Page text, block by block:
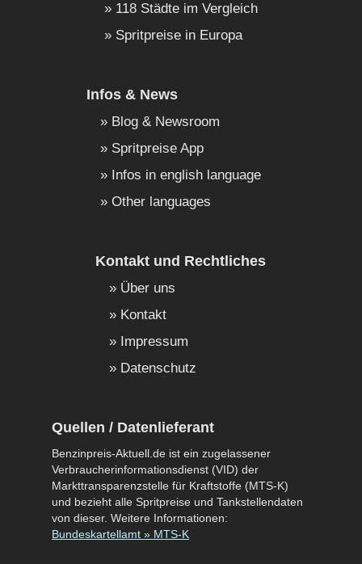
118 Städte im Vergleich
Spritpreise in Europa
Infos & News
Blog & Newsroom
Spritpreise App
Infos in english language
Other languages
Kontakt und Rechtliches
Über uns
Kontakt
Impressum
Datenschutz
Quellen / Datenlieferant
Benzinpreis-Aktuell.de ist ein zugelassener
Verbraucherinformationsdienst (VID) der
Markttransparenzstelle für Kraftstoffe (MTS-K)
und bezieht alle Spritpreise und Tankstellendaten
von dieser. Weitere Informationen:
Bundeskartellamt » MTS-K